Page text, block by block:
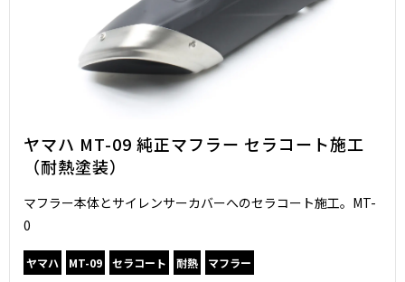
ヤマハ MT-09 純正マフラー セラコート施工
（耐熱塗装）
マフラー本体とサイレンサーカバーへのセラコート施工。MT-
0
ヤマハ MT-09 セラコート 耐熱 マフラー